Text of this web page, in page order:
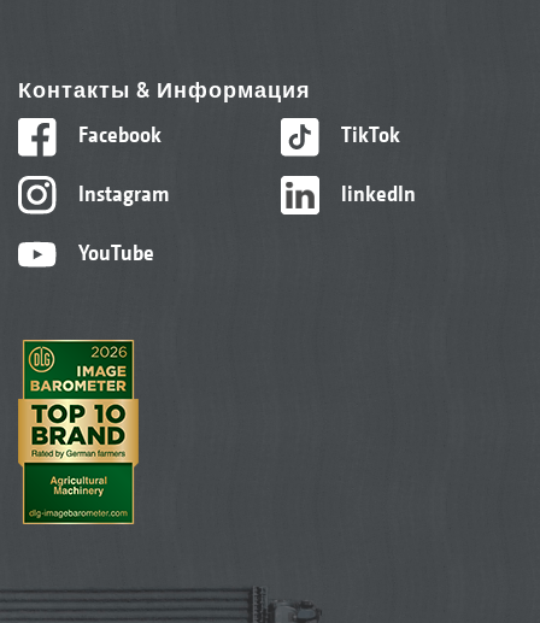
Контакты & Информация
Facebook
Instagram
YouTube
TikTok
linkedIn